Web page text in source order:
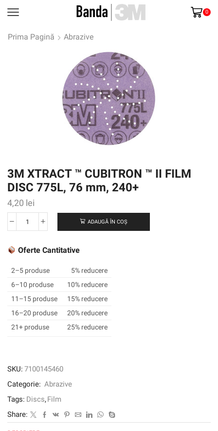
0
Prima Pagină Abrazive
3M XTRACT ™ CUBITRON ™ II FILM
DISC 775L, 76 mm, 240+
4,20 lei
Cantitate
XTRACT
CUBITRON
II
FILM
DISC
775L,
ADAUGĂ ÎN COȘ
Oferte Cantitative
2–5 produse
5% reducere
6–10 produse
10% reducere
11–15 produse
15% reducere
16–20 produse
20% reducere
21+ produse
25% reducere
SKU: 7100145460
Categorie: Abrazive
Tags: Discs,Film
Share: